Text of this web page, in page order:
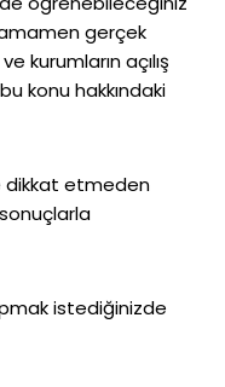
gerçek
kurumların açılış
konu hakkındaki
dikkat etmeden
istediğinizde